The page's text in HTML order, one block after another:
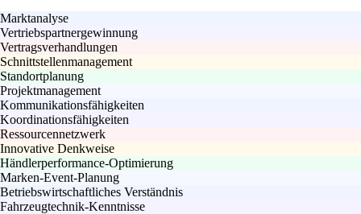
Marktanalyse
Vertriebspartnergewinnung
Vertragsverhandlungen
Schnittstellenmanagement
Standortplanung
Projektmanagement
Kommunikationsfähigkeiten
Koordinationsfähigkeiten
Ressourcennetzwerk
Innovative Denkweise
Händlerperformance-Optimierung
Marken-Event-Planung
Betriebswirtschaftliches Verständnis
Fahrzeugtechnik-Kenntnisse